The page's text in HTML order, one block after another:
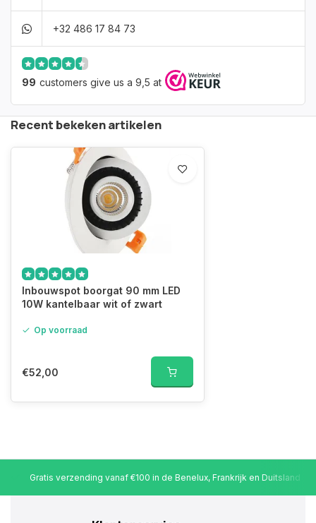
+32 486 17 84 73
99 customers give us a 9,5 at
Recent bekeken artikelen
Inbouwspot boorgat 90 mm LED
10W kantelbaar wit of zwart
Op voorraad
€52,00
Gratis verzending vanaf €100 in de Benelux, Frankrijk en Duitsland